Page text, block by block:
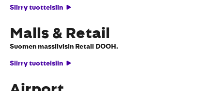
Siirry tuotteisiin
Malls & Retail
Suomen massiivisin Retail DOOH.
Siirry tuotteisiin